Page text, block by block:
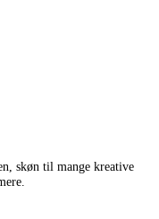
skøn til mange kreative